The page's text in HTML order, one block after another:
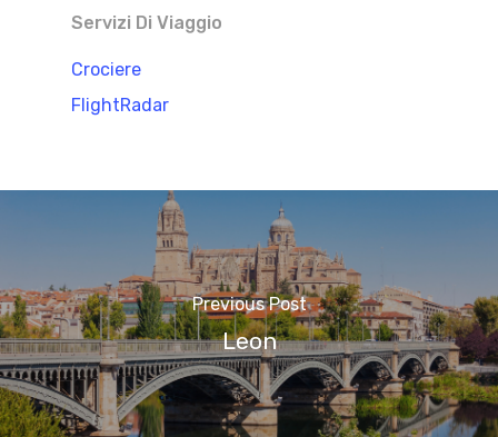
Servizi Di Viaggio
Crociere
FlightRadar
Previous Post
Leon